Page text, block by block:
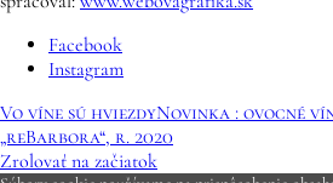
Facebook
Instagram
Vo víne sú hviezdyNovinka : ovocné
„reBarbora“, r. 2020
Zrolovať na začiatok